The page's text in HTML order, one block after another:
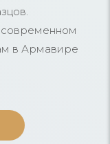
в Армавире